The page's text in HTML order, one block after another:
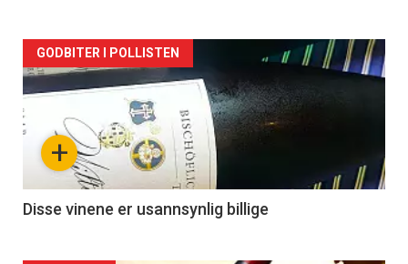
Forsiden
akkurat
nå
3
+
GODBITER I POLLISTEN
Disse vinene er usannsynlig billige